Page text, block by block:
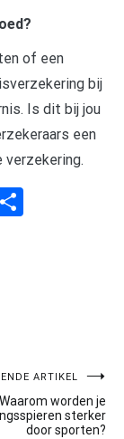
of een
bij
Is dit bij jou
een
verzekering.
ARTIKEL
Waarom worden je
sterker
door sporten?